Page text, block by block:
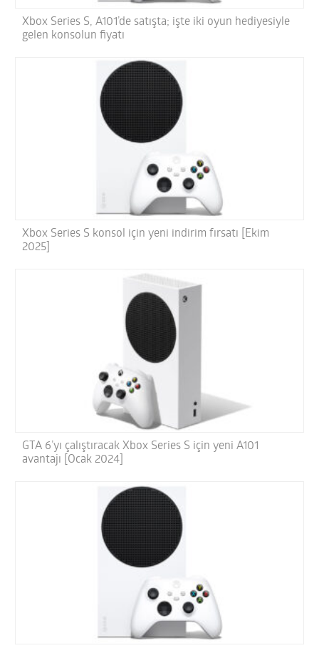
Xbox Series S, A101’de satışta; işte iki oyun hediyesiyle
gelen konsolun fiyatı
Xbox Series S konsol için yeni indirim fırsatı [Ekim
2025]
GTA 6’yı çalıştıracak Xbox Series S için yeni A101
avantajı [Ocak 2024]